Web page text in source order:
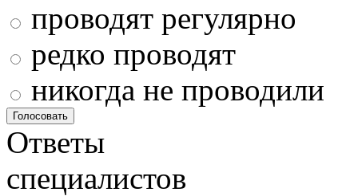
проводят регулярно
редко проводят
никогда не проводили
Ответы
специалистов